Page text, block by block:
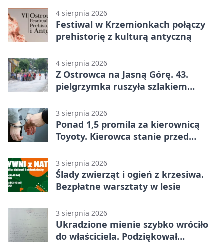
4 sierpnia 2026
Festiwal w Krzemionkach połączy
prehistorię z kulturą antyczną
4 sierpnia 2026
Z Ostrowca na Jasną Górę. 43.
pielgrzymka ruszyła szlakiem
3 sierpnia 2026
Ponad 1,5 promila za kierownicą
Toyoty. Kierowca stanie przed
3 sierpnia 2026
Ślady zwierząt i ogień z krzesiwa.
Bezpłatne warsztaty w lesie
3 sierpnia 2026
Ukradzione mienie szybko wróciło
do właściciela. Podziękował